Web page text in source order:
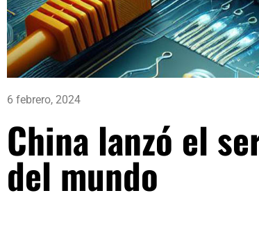
6 febrero, 2024
China lanzó el
del mundo